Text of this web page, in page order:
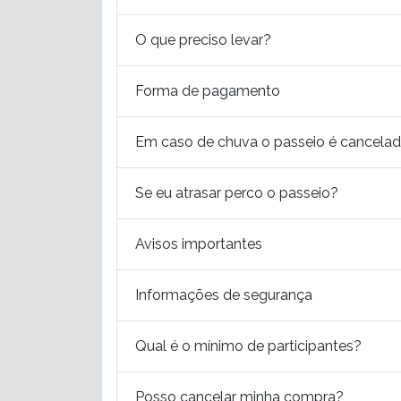
O que preciso levar?
Forma de pagamento
Em caso de chuva o passeio é
Se eu atrasar perco o passeio?
Avisos importantes
Informações de segurança
Qual é o mínimo de participantes?
Posso cancelar minha compra?